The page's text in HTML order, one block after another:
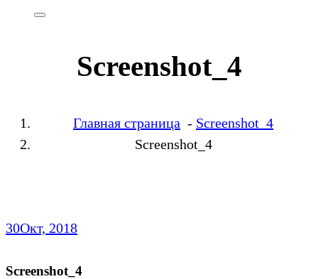
Screenshot_4
Главная страница - Screenshot_4
Screenshot_4
30Окт, 2018
Screenshot_4